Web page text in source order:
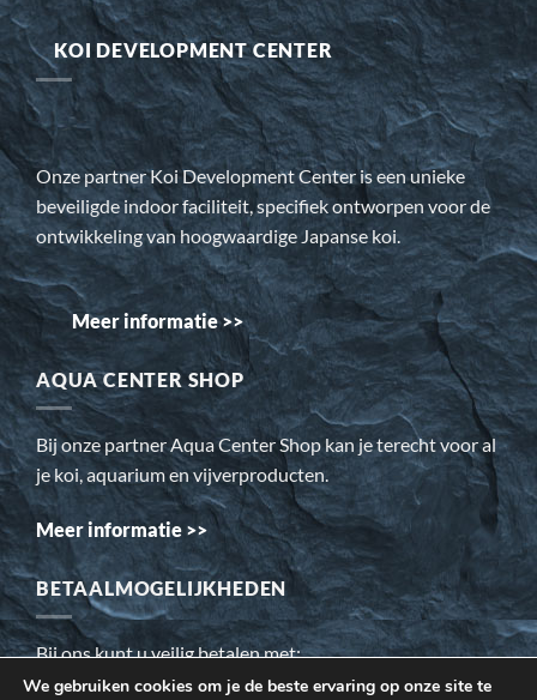
KOI DEVELOPMENT CENTER
Onze partner Koi Development Center is een unieke
beveiligde indoor faciliteit, specifiek ontworpen voor de
ontwikkeling van hoogwaardige Japanse koi.
Meer informatie >>
AQUA CENTER SHOP
Bij onze partner Aqua Center Shop kan je terecht voor al
je koi, aquarium en vijverproducten.
Meer informatie >>
BETAALMOGELIJKHEDEN
Bij ons kunt u veilig betalen met:
We gebruiken cookies om je de beste ervaring op onze site te